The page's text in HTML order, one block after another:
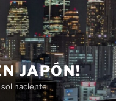
JAPÓN!
naciente.